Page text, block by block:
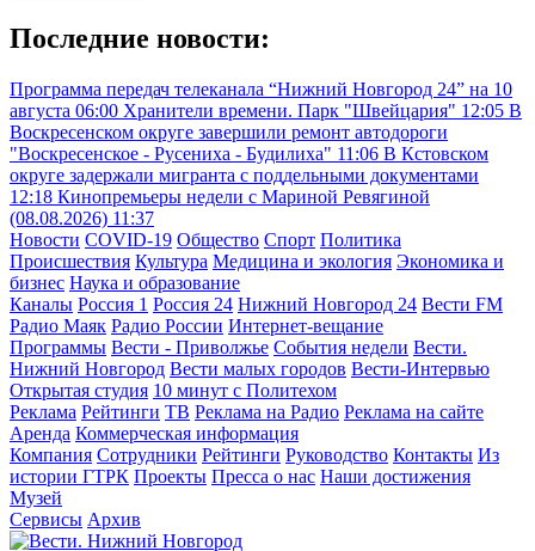
Последние новости:
Программа передач телеканала “Нижний Новгород 24” на 10
августа 06:00 Хранители времени. Парк "Швейцария" 12:05 В
Воскресенском округе завершили ремонт автодороги
"Воскресенское - Русениха - Будилиха" 11:06 В Кстовском
округе задержали мигранта с поддельными документами
12:18 Кинопремьеры недели с Мариной Ревягиной
(08.08.2026) 11:37
Новости COVID-19 Общество Спорт Политика
Происшествия Культура Медицина и экология Экономика и
бизнес Наука и образование
Каналы Россия 1 Россия 24 Нижний Новгород 24 Вести FM
Радио Маяк Радио России Интернет-вещание
Программы Вести - Приволжье События недели Вести.
Нижний Новгород Вести малых городов Вести-Интервью
Открытая студия 10 минут с Политехом
Реклама Рейтинги ТВ Реклама на Радио Реклама на сайте
Аренда Коммерческая информация
Компания Сотрудники Рейтинги Руководство Контакты Из
истории ГТРК Проекты Пресса о нас Наши достижения
Музей
Сервисы Архив